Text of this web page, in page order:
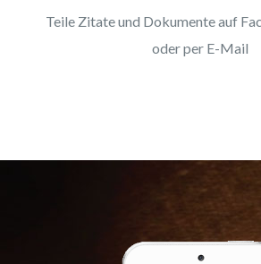
Teile Zitate und Dokumente auf
oder per E-Mail